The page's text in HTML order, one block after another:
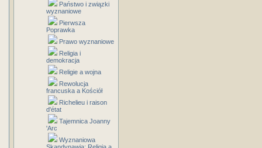
Państwo i związki
wyznaniowe
Pierwsza
Poprawka
Prawo wyznaniowe
Religia i
demokracja
Religie a wojna
Rewolucja
francuska a Kościół
Richelieu i raison
d'état
Tajemnica Joanny
'Arc
Wyznaniowa